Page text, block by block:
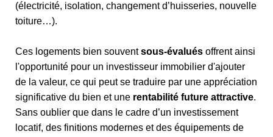
(électricité, isolation, changement d’huisseries, nouvelle
toiture…).
Ces logements bien souventsous-évalués offrent ainsi
l'opportunité pour un investisseur immobilier d'ajouter
de la valeur, ce qui peut se traduire par une appréciation
significative du bien et une rentabilité future attractive.
Sans oublier que dans le cadre d’un investissement
locatif, des finitions modernes et des équipements de